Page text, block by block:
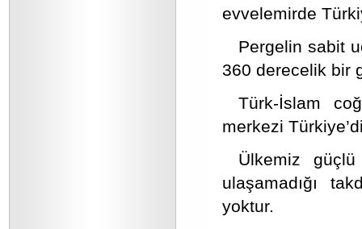
evvelemirde
Pergelin sabit
360 derecelik bir
Türk-İslam
merkezi
Ülkemiz güçlü
ulaşamadığı
yoktur.